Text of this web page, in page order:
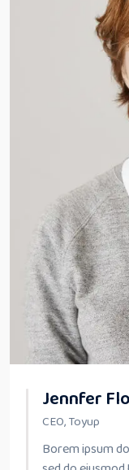
Jennfer
CEO, Toyup
Borem ipsum